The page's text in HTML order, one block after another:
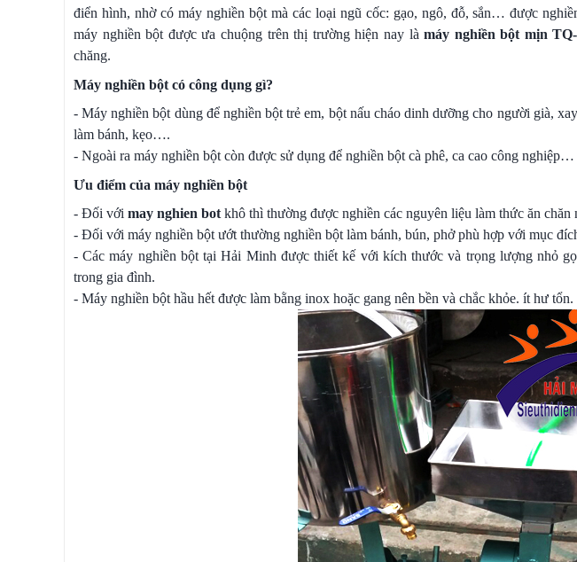
điển hình, nhờ có máy nghiền bột mà các loại ngũ cốc: gạo, ngô, đỗ, sắn… được
máy nghiền bột được ưa chuộng trên thị trường hiện nay làmáy nghiền bột mịn
chăng.
Máy nghiền bột có công dụng gì?
- Máy nghiền bột dùng để nghiền bột trẻ em, bột nấu cháo dinh dưỡng cho người già,
làm bánh, kẹo….
- Ngoài ra máy nghiền bột còn được sử dụng để nghiền bột cà phê, ca cao công nghiệp…
Ưu điểm của máy nghiền bột
- Đối với may nghien bot khô thì thường được nghiền các nguyên liệu làm thức ăn chăn
- Đối với máy nghiền bột ướt thường nghiền bột làm bánh, bún, phở phù hợp với mục
- Các máy nghiền bột tại Hải Minh được thiết kế với kích thước và trọng lượng nhỏ
trong gia đình.
- Máy nghiền bột hầu hết được làm bằng inox hoặc gang nên bền và chắc khỏe. ít hư tổn.